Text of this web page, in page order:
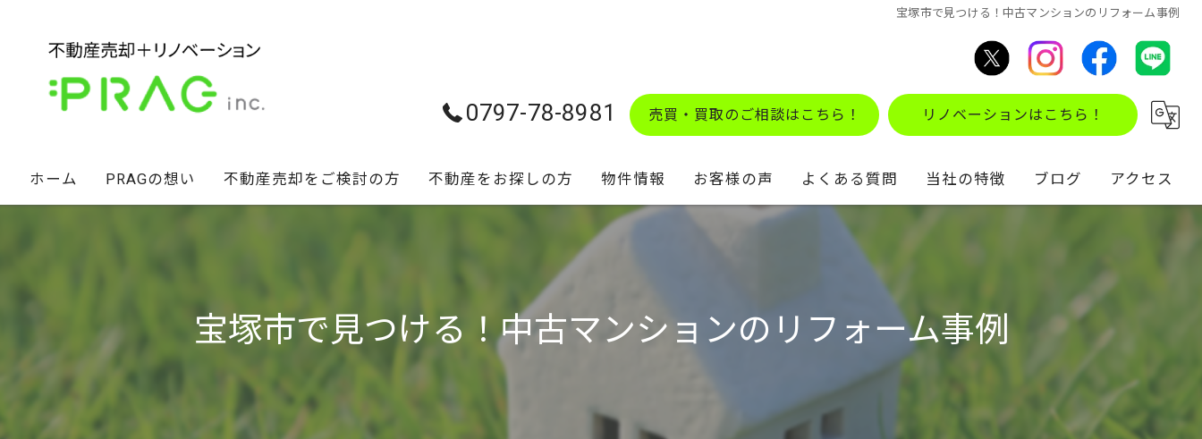
宝塚市で見つける！中古マンションのリフォーム事例
0797-78-8981 売買・買取のご相談はこちら！ リノベーションはこちら！
ホーム PRAGの想い 不動産売却をご検討の方 不動産をお探しの方 物件情報 お客様の声 よくある質問 当社の特徴
仲介
ブログ アクセス
宝塚市で見つける！中古マンションのリフォーム事例